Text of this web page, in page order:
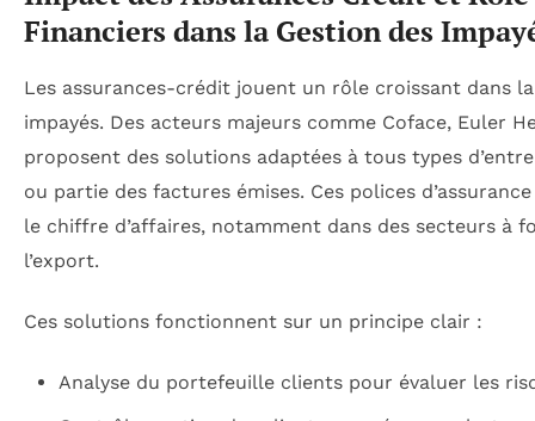
Financiers dans la Gestion des
Les assurances-crédit jouent un rôle croissant dans
impayés. Des acteurs majeurs comme Coface, Euler
proposent des solutions adaptées à tous types
ou partie des factures émises. Ces polices
le chiffre d’affaires, notamment dans des secteurs à
l’export.
Ces solutions fonctionnent sur un principe clair :
Analyse du portefeuille clients pour évaluer les